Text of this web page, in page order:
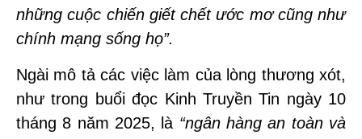
những cuộc chiến giết chết ước mơ cũng như
chính mạng sống họ”.
Ngài mô tả các việc làm của lòng thương xót,
như trong buổi đọc Kinh Truyền Tin ngày 10
tháng 8 năm 2025, là “ngân hàng an toàn và